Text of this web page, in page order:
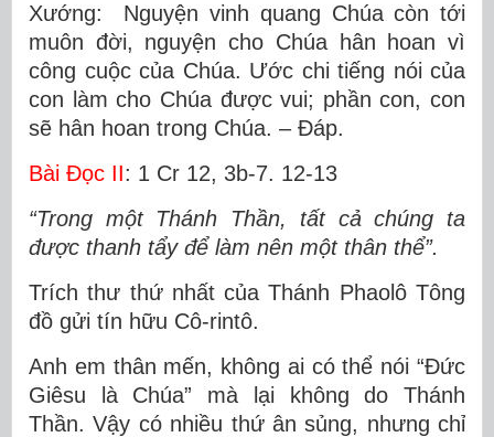
Xướng: Nguyện vinh quang Chúa còn tới
muôn đời, nguyện cho Chúa hân hoan vì
công cuộc của Chúa. Ước chi tiếng nói của
con làm cho Chúa được vui; phần con, con
sẽ hân hoan trong Chúa. – Ðáp.
Bài Ðọc II: 1 Cr 12, 3b-7. 12-13
“Trong một Thánh Thần, tất cả chúng ta
được thanh tẩy để làm nên một thân thể”.
Trích thư thứ nhất của Thánh Phaolô Tông
đồ gửi tín hữu Cô-rintô.
Anh em thân mến, không ai có thể nói “Ðức
Giêsu là Chúa” mà lại không do Thánh
Thần. Vậy có nhiều thứ ân sủng, nhưng chỉ